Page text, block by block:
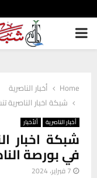
PRIMARY
Home
أخبار الناصرية
شبكة اخبار الناصرية
أخبار الناصرية ألأخبار
شبكة اخبار
في بورصة
7 فبراير، 2024